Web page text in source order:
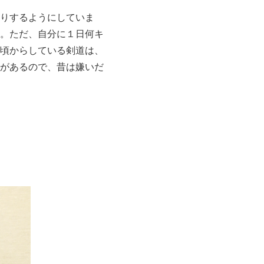
するようにしていま
ただ、自分に１日何キ
からしている剣道は、
あるので、昔は嫌いだ